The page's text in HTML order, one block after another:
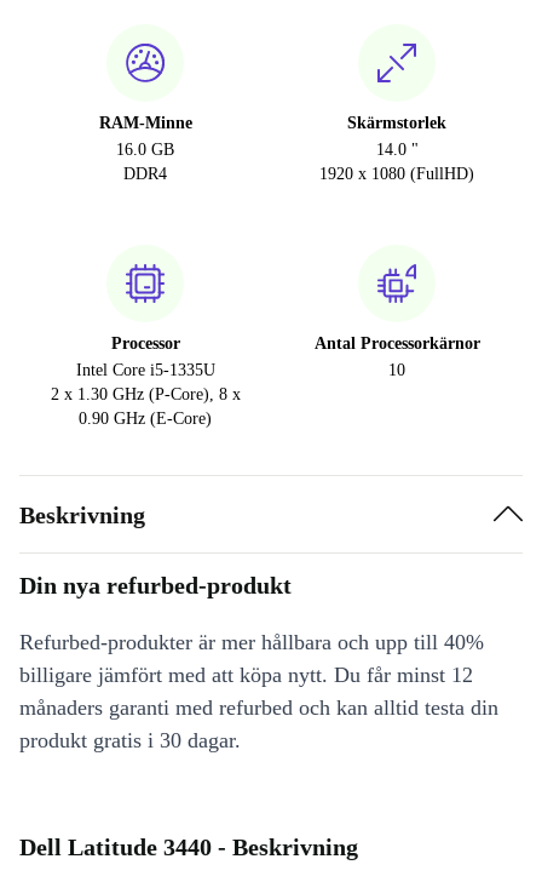
RAM-Minne
16.0 GB
DDR4
Skärmstorlek
14.0 "
1920 x 1080 (FullHD)
Processor
Intel Core i5-1335U
2 x 1.30 GHz (P-Core), 8 x
0.90 GHz (E-Core)
Antal Processorkärnor
10
Beskrivning
Din nya refurbed-produkt
Refurbed-produkter är mer hållbara och upp till 40%
billigare jämfört med att köpa nytt. Du får minst 12
månaders garanti med refurbed och kan alltid testa din
produkt gratis i 30 dagar.
Dell Latitude 3440 - Beskrivning